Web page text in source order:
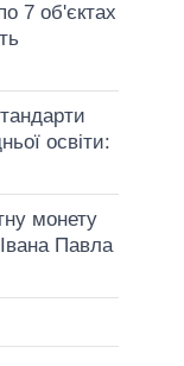
7 об'єктах
освіти:
монету
Павла